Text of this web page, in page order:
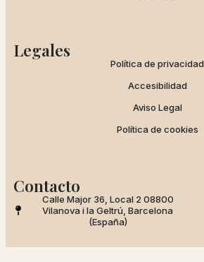
Legales
Política de privacidad
Accesibilidad
Aviso Legal
Política de cookies
Contacto
Calle Major 36, Local 2 08800
Vilanova i la Geltrú, Barcelona
(España)